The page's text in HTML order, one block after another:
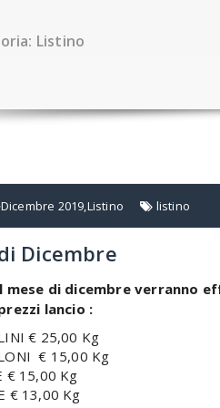
Listino
Dicembre 2019,Listino listino
Dicembre
mese di dicembre verranno
lancio :
€ 25,00 Kg
€ 15,00 Kg
€ 15,00 Kg
€ 13,00 Kg